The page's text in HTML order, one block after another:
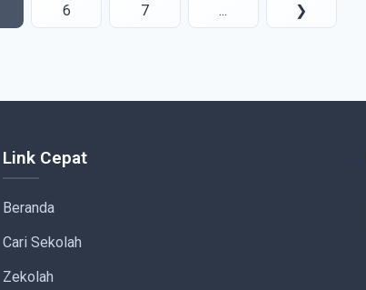
6 7 ... ❯
Link Cepat
Beranda
Cari Sekolah
Zekolah